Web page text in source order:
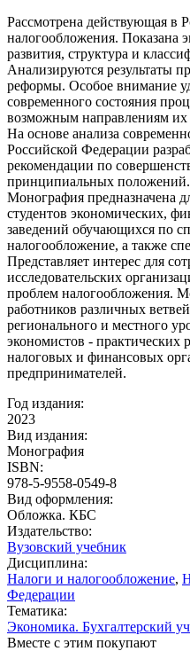
Рассмотрена действующая в
налогообложения. Показана
развития, структура и
Анализируются результаты
реформы. Особое внимание
современного состояния
возможным направлениям их
На основе анализа
Российской Федерации
рекомендации по
принципиальных положений.
Монография предназначена
студентов экономических,
заведений обучающихся по
налогообложение, а также
Представляет интерес для
исследовательских
проблем налогообложения.
работников различных
регионального и местного
экономистов - практических
налоговых и финансовых
предпринимателей.
Год издания:
2023
Вид издания:
Монография
ISBN:
978-5-9558-0549-8
Вид оформления:
Обложка. КБС
Издательство:
Вузовский учебник
Дисциплина:
Налоги и налогообложение,
Федерации
Тематика:
Экономика. Бухгалтерский
Вместе с этим покупают